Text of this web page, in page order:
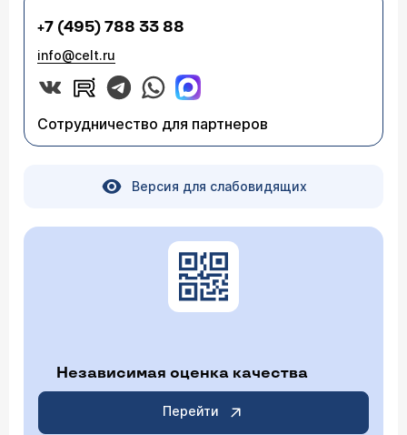
+7 (495) 788 33 88
info@celt.ru
Сотрудничество для партнеров
Версия для слабовидящих
Независимая оценка качества
Перейти